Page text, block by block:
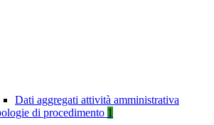
Dati aggregati attività amministrativa
di procedimento 1